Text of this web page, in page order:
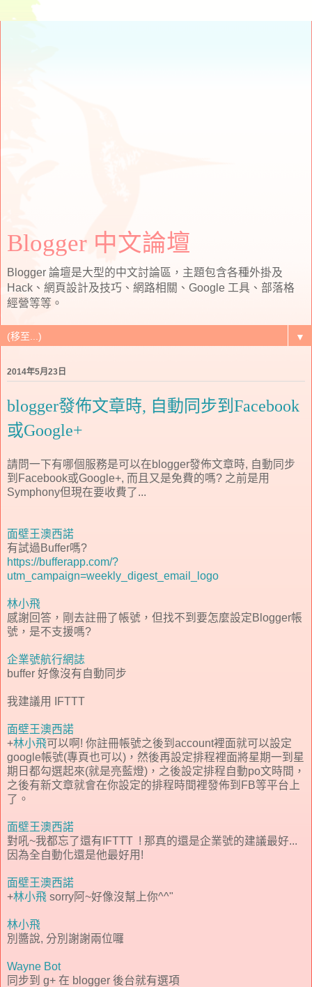
Blogger 中文論壇
Blogger 論壇是大型的中文討論區，主題包含各種外掛及
Hack、網頁設計及技巧、網路相關、Google 工具、部落格
經營等等。
▼
2014年5月23日
blogger發佈文章時, 自動同步到Facebook
或Google+
請問一下有哪個服務是可以在blogger發佈文章時, 自動同步
到Facebook或Google+, 而且又是免費的嗎? 之前是用
Symphony但現在要收費了...
面壁王澳西諾
有試過Buffer嗎?
https://bufferapp.com/?
utm_campaign=weekly_digest_email_logo
林小飛
感謝回答，剛去註冊了帳號，但找不到要怎麼設定Blogger帳
號，是不支援嗎?
企業號航行網誌
buffer 好像沒有自動同步
我建議用 IFTTT
面壁王澳西諾
+林小飛可以啊! 你註冊帳號之後到account裡面就可以設定
google帳號(專頁也可以)，然後再設定排程裡面將星期一到星
期日都勾選起來(就是亮藍燈)，之後設定排程自動po文時間，
之後有新文章就會在你設定的排程時間裡發佈到FB等平台上
了。
面壁王澳西諾
對吼~我都忘了還有IFTTT ! 那真的還是企業號的建議最好...
因為全自動化還是他最好用!
面壁王澳西諾
+林小飛 sorry阿~好像沒幫上你^^"
林小飛
別醬說, 分別謝謝兩位囉
Wayne Bot
同步到 g+ 在 blogger 後台就有選項